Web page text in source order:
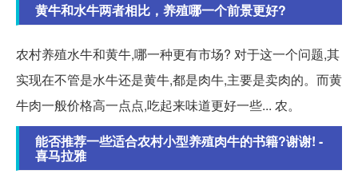
黄牛和水牛两者相比，养殖哪一个前景更好?
农村养殖水牛和黄牛,哪一种更有市场? 对于这一个问题,其
实现在不管是水牛还是黄牛,都是肉牛,主要是卖肉的。而黄
牛肉一般价格高一点点,吃起来味道更好一些... 农。
能否推荐一些适合农村小型养殖肉牛的书籍?谢谢! -
喜马拉雅